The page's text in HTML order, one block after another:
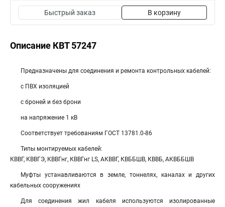
Быстрый заказ В корзину
Описание КВТ 57247
Предназначены для соединения и ремонта контрольных кабелей:
с ПВХ изоляцией
с броней и без брони
на напряжение 1 кВ
Соответствует требованиям ГОСТ 13781.0-86
Типы монтируемых кабелей:
КВВГ, КВВГЭ, КВВГнг, КВВГнг LS, АКВВГ, КВББШВ, КВВБ, АКВББШВ
Муфты устанавливаются в земле, тоннелях, каналах и других
кабельных сооружениях
Для соединения жил кабеля используются изолированные